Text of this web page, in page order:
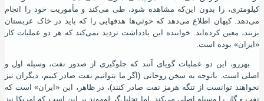
کیلومتری، را بدون این‌که مشاهده شود، طی می‌کند و مأموریت خود را انجام
می‌دهد. کیهان اطلاع می‌دهد که حوثی‌ها هدفهایی را که باید در خاک عربستان
بزنند، معین کرده‌اند. خواننده این یادداشت تردید نمی‌کند که هر دو عملیات کار
«ایران» بوده‌ است.
بهررو، این دو عملیات گویای آنند که جلوگیری از صدور نفت، وسیله‌ اول و
اصلی است. باتوجه به سخن روحانی (اگر ما نتوانیم نفت صادر کنیم، دیگران نیز
نخواهند توانست از تنگه هرمز نفت صادر کنند)، در ظاهر، این «ایران» است که
نفت و گاز را وسیله اصلی می‌کند. اما تحلیل‌گر لوموند بر این ‌است که امریکا نیز